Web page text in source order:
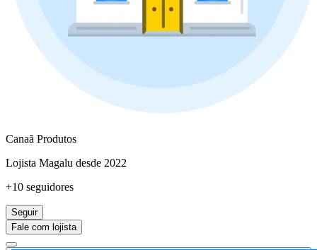
Canaã Produtos
Lojista Magalu desde 2022
+10 seguidores
Seguir
Fale com lojista